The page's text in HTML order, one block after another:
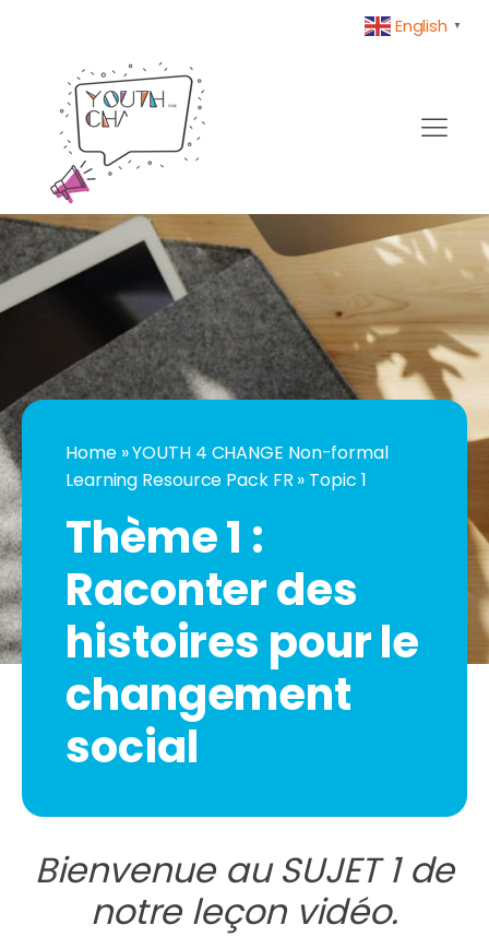
English ▼
Home»YOUTH 4 CHANGE Non-formal
Learning Resource Pack FR » Topic 1
Thème 1 :
Raconter des
histoires pour le
changement
social
Bienvenue au SUJET 1 de
notre leçon vidéo.